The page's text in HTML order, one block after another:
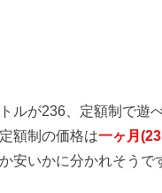
ルが236、定額制で遊
額制の価格は一ヶ月
安いかに分かれそうで